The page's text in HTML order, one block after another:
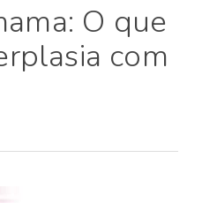
O que
com